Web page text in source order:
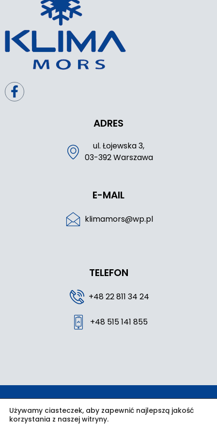
ADRES
ul. Łojewska 3,
03-392 Warszawa
E-MAIL
klimamors@wp.pl
TELEFON
+48 22 811 34 24
+48 515 141 855
Wszystkie prawa zastrzeżone © 2024 Klima Mors /
Używamy ciasteczek, aby zapewnić najlepszą jakość
korzystania z naszej witryny.